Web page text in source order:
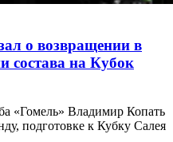
о возвращении в
состава на Кубок
«Гомель» Владимир Копать
подготовке к Кубку Салея